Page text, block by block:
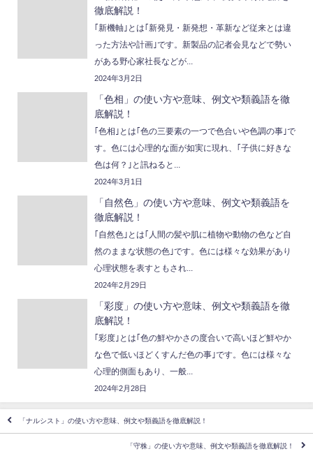
徹底解説！
｢新機軸｣とは｢新発見・新発想・革新など従来とは違
った方法や計画｣です。新製品の記者会見などで勢い
がある野心家社長などが...
2024年3月2日
「色相」の使い方や意味、例文や類義語を徹
底解説！
｢色相｣とは｢色の三要素の一つで色合いや色調の事｣で
す。色には心理的な面が如実に現れ、｢子供に好きな
色は何？｣と訊ねると...
2024年3月1日
「自然色」の使い方や意味、例文や類義語を
徹底解説！
｢自然色｣とは｢人間の髪や肌に植物や動物の色など自
然のままな状態の色｣です。色には様々な効果があり
心理状態を表すともされ...
2024年2月29日
「彩度」の使い方や意味、例文や類義語を徹
底解説！
｢彩度｣とは｢色の鮮やかさの度合いで高いほど鮮やか
な色で低いほどくすんだ色の事｣です。色には様々な
心理的側面もあり、一般...
2024年2月28日
「ナルシスト」の使い方や意味、例文や類義語を徹底解説！
「守株」の使い方や意味、例文や類義語を徹底解説！